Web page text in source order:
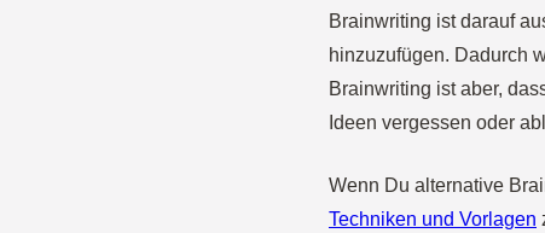
Brainwriting ist darauf
hinzuzufügen. Dadurch
Brainwriting ist aber,
Ideen vergessen oder
Wenn Du alternative
Techniken und Vorlagen